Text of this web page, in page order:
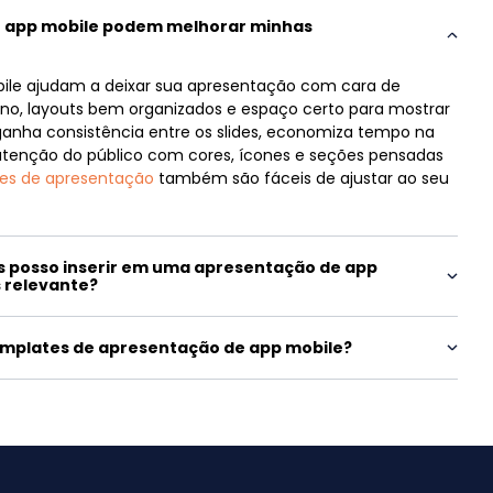
mobile podem melhorar minhas
ajudam a deixar sua apresentação com cara de
layouts bem organizados e espaço certo para mostrar
consistência entre os slides, economiza tempo na
do público com cores, ícones e seções pensadas
de apresentação também são fáceis de ajustar ao seu
posso inserir em uma apresentação de app
relevante?
de apresentação de app mobile?